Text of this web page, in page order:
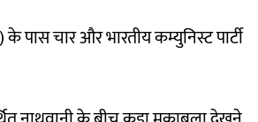
पास चार और भारतीय कम्युनिस्ट पार्टी